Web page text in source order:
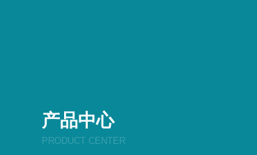
产品中心
PRODUCT CENTER